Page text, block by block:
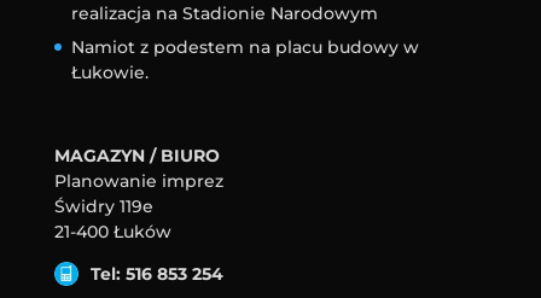
realizacja na Stadionie Narodowym
Namiot z podestem na placu budowy w
Łukowie.
MAGAZYN / BIURO
Planowanie imprez
Świdry 119e
21-400 Łuków
Tel: 516 853 254